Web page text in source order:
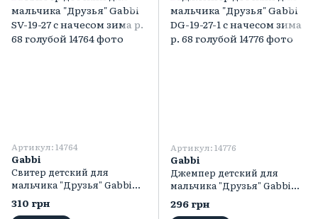
Артикул: 14764
Gabbi
Свитер детский для
мальчика "Друзья" Gabbi
SV-19-27 с начесом зима р.
68 голубой
310 грн
Артикул: 14776
Gabbi
Джемпер детский для
мальчика "Друзья" Gabbi
DG-19-27-1 с начесом зима р.
68 голубой
296 грн